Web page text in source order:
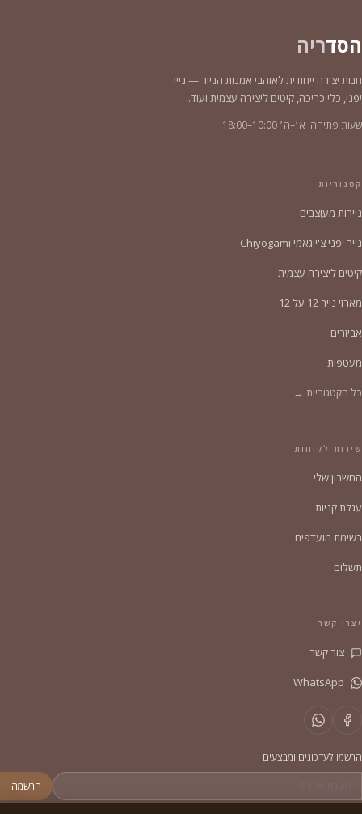
הסדריה
חנות יצירה ייחודית לאוהבי אמנות הנייר — נייר
יפני, כלי כריכה, קיטים ליצירה עצמית ועוד.
שעות פתיחה: א׳–ה׳ 10:00–18:00
קטגוריות
ניירות מעוצבים
נייר יפני צ'יוגאמי Chiyogami
קיטים ליצירה עצמית
מארזי נייר 12 על 12
אביזרים
מעטפות
כל הקטגוריות →
שירות לקוחות
החשבון שלי
עגלת קניות
רשימת מועדפים
תשלום
יצרו קשר
צור קשר
הרשמו לעדכונים ומבצעים
הרשמה